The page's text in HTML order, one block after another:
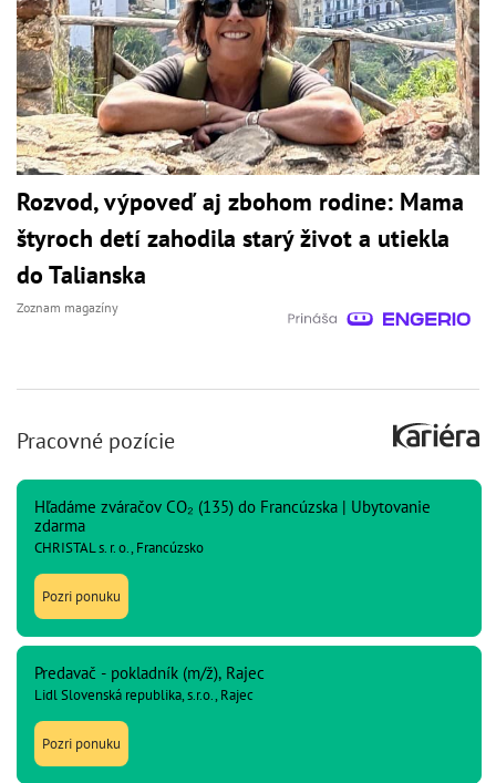
Rozvod, výpoveď aj zbohom rodine: Mama
štyroch detí zahodila starý život a utiekla
do Talianska
Zoznam magazíny
Pracovné pozície
Hľadáme zváračov CO₂ (135) do Francúzska | Ubytovanie
zdarma
CHRISTAL s. r. o., Francúzsko
Pozri ponuku
Predavač - pokladník (m/ž), Rajec
Lidl Slovenská republika, s.r.o., Rajec
Pozri ponuku